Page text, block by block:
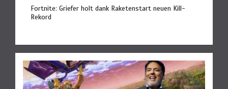
Fortnite: Griefer holt dank Raketenstart neuen Kill-
Rekord